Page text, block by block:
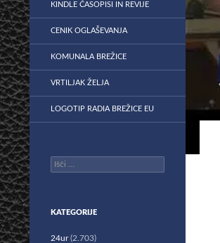
KINDLE ČASOPISI IN REVIJE
CENIK OGLAŠEVANJA
KOMUNALA BREŽICE
VRTILJAK ŽELJA
LOGOTIP RADIA BREŽICE EU
Išči:
KATEGORIJE
24ur(2.703)